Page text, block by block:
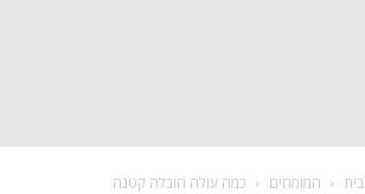
בית המומחים כמה עולה הובלה קטנה